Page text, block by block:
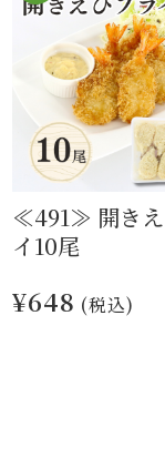
≪491≫ 開きえ
イ10尾
¥648 (税込)